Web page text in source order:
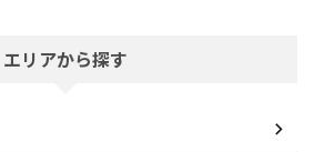
エリアから探す